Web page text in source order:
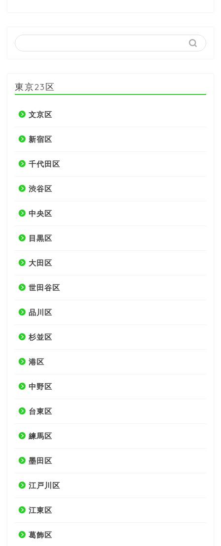
東京23区
文京区
新宿区
千代田区
渋谷区
中央区
目黒区
大田区
世田谷区
品川区
杉並区
港区
中野区
台東区
練馬区
墨田区
江戸川区
江東区
葛飾区